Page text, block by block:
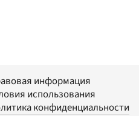
информация
использования
конфиденциальности